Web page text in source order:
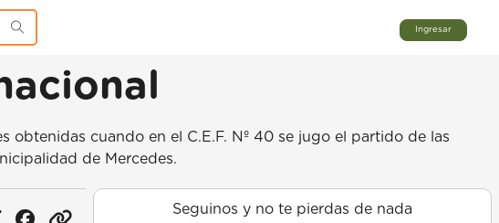
Ingresar
obtenidas cuando en el C.E.F. Nº 40 se jugo el partido de las
de Mercedes.
Seguinos y no te pierdas de nada